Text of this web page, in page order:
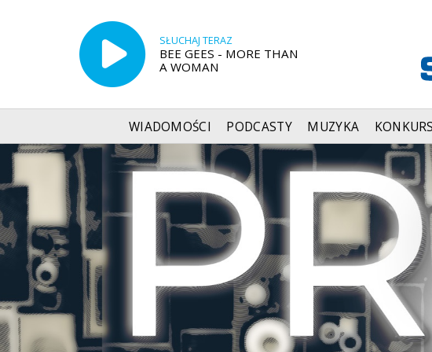
SŁUCHAJ TERAZ
BEE GEES - MORE THAN
A WOMAN
WIADOMOŚCI PODCASTY MUZYKA